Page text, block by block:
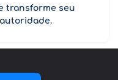
transforme seu